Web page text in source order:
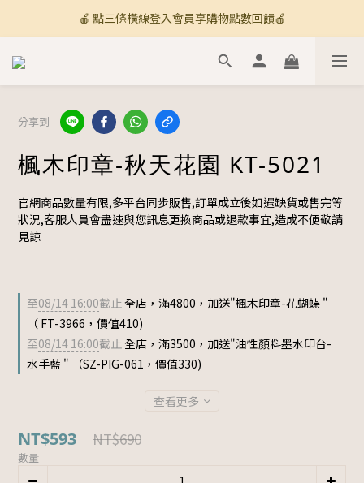
🚚 全館滿800免運 🚚
🍎 點三條橫線登入會員享購物點數回饋🍎
新加入會員💡獲得購物金100
分享到
楓木印章-秋天花園 KT-5021
官網商品數量有限,多平台同步販售,訂單成立後如遇缺貨或售完等
狀況,客服人員會盡速與您訊息更換商品或退款事宜,造成不便敬請
見諒
至08/14 16:00截止全店，滿4800，加送"楓木印章-花蝴蝶 "
（ FT-3966，價值410)
至08/14 16:00截止全店，滿3500，加送"油性顏料墨水印台-
水手藍 " （SZ-PIG-061，價值330)
查看更多
NT$593 NT$690
數量